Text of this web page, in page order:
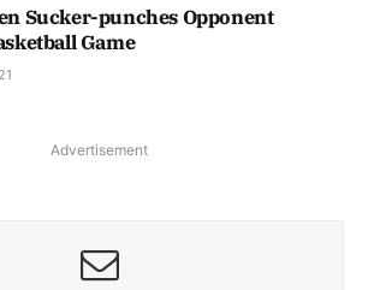
Sucker-punches Opponent
Game
Advertisement